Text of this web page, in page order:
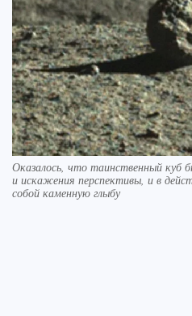
Оказалось, что таинственный куб
и искажения перспективы, и в
собой каменную глыбу